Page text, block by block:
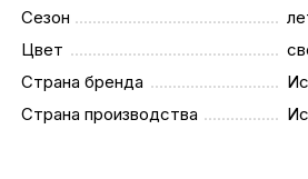
Сезон
Цвет
Страна бренда
Страна производства